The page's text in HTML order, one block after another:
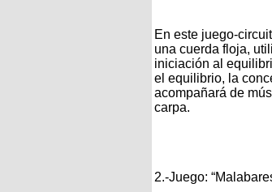
En este juego-
una cuerda floja,
iniciación al
el equilibrio, la
acompañará de
carpa.
2.-Juego: